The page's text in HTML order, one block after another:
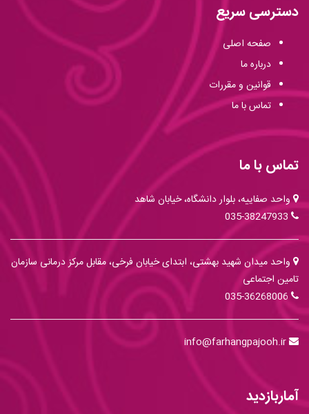
دسترسی سریع
صفحه اصلی
درباره ما
قوانین و مقررات
تماس با ما
تماس با ما
واحد صفاییه، بلوار دانشگاه، خیابان شاهد
واحد میدان شهید بهشتی، ابتدای خیابان فرخی، مقابل مرکز درمانی سازمان
تامین اجتماعی
آماربازدید